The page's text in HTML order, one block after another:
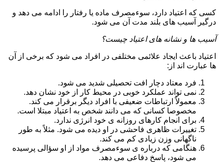
کسی که اعتیاد دارد، سوءمصرف ماده یا رفتار را ادامه می دهد و
درگیر آسیب های بلند مدت آن می شود.
آسیب ها و نشانه های اعتیاد چیست؟
اعتیاد باعث ایجاد علائمی مختلفی در افراد می شود که برخی از آن
ها عبارت اند از:
فرد معتاد دچار افت تحصیلی شدید می شود.
نمی تواند عملکرد خوبی در محیط کار از خود نشان دهد.
معمولاً ارتباطات ضعیفی با افراد دیگر برقرار می کند.
مخصوصا کسانی که می دانند شخص به اعتیاد مبتلا است.
برای انجام کارهای روزانه ی خود انرژی ندارد.
تغییرات ظاهری فاحشی در او دیده می شود. مثلاً به طور
ناگهانی وزن زیادی کم می کند.
هنگامی که درباره ی سوءمصرف مواد از او سؤالی پرسیده
می شود، پاسخ دفاعی می دهد.